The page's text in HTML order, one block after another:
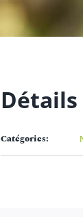
Catégories: